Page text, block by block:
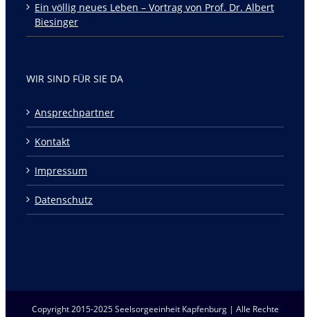
Ein völlig neues Leben – Vortrag von Prof. Dr. Albert
Biesinger
WIR SIND FÜR SIE DA
Ansprechpartner
Kontakt
Impressum
Datenschutz
Copyright 2015-2025 Seelsorgeeinheit Kapfenburg | Alle Rechte